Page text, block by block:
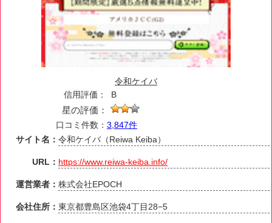
令和ケイバ
信用評価：
B
星の評価：
口コミ件数： 3,847件
サイト名：令和ケイバ（Reiwa Keiba）
URL： https://www.reiwa-keiba.info/
運営業者：株式会社EPOCH
会社住所：東京都豊島区池袋4丁目28−5